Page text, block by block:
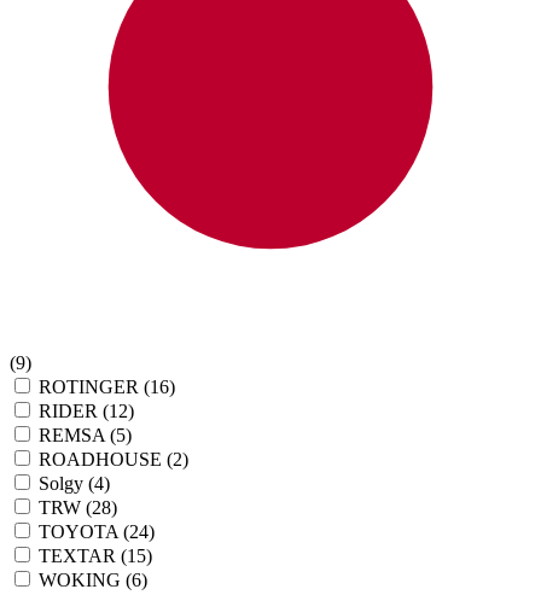
(9)
ROTINGER (16)
RIDER (12)
REMSA(5)
ROADHOUSE (2)
Solgy (4)
TRW (28)
TOYOTA(24)
TEXTAR (15)
WOKING (6)